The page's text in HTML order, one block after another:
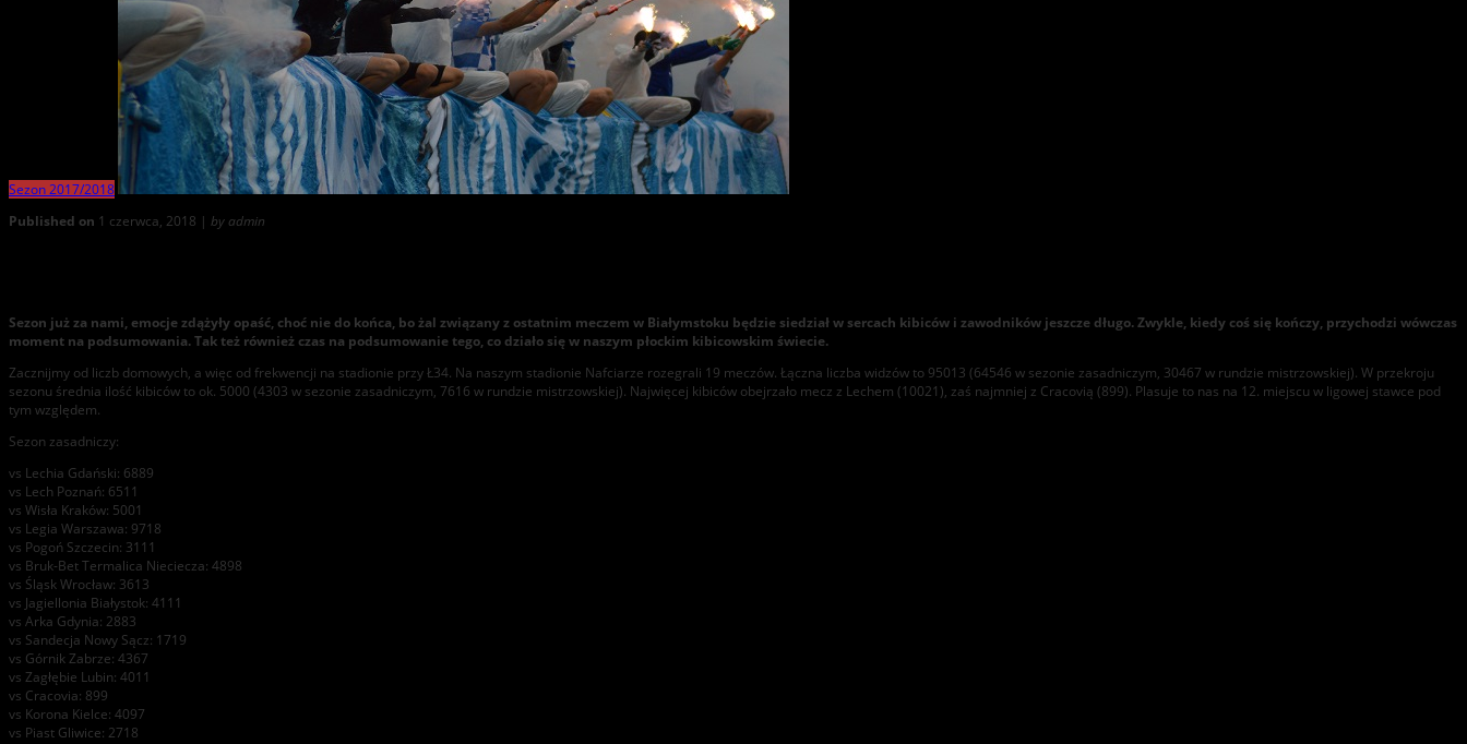
Sezon 2017/2018
Published on 1 czerwca, 2018 | by admin
Sezon już za nami, emocje zdążyły opaść, choć nie do końca, bo żal związany z ostatnim meczem w Białymstoku będzie siedział w sercach kibiców i zawodników jeszcze długo. Zwykle, kiedy coś się kończy, przychodzi wówczas
moment na podsumowania. Tak też również czas na podsumowanie tego, co działo się w naszym płockim kibicowskim świecie.
Zacznijmy od liczb domowych, a więc od frekwencji na stadionie przy Ł34. Na naszym stadionie Nafciarze rozegrali 19 meczów. Łączna liczba widzów to 95013 (64546 w sezonie zasadniczym, 30467 w rundzie mistrzowskiej). W przekroju
sezonu średnia ilość kibiców to ok. 5000 (4303 w sezonie zasadniczym, 7616 w rundzie mistrzowskiej). Najwięcej kibiców obejrzało mecz z Lechem (10021), zaś najmniej z Cracovią (899). Plasuje to nas na 12. miejscu w ligowej stawce pod
tym względem.
Sezon zasadniczy:
vs Lechia Gdański: 6889
vs Lech Poznań: 6511
vs Wisła Kraków: 5001
vs Legia Warszawa: 9718
vs Pogoń Szczecin: 3111
vs Bruk-Bet Termalica Nieciecza: 4898
vs Śląsk Wrocław: 3613
vs Jagiellonia Białystok: 4111
vs Arka Gdynia: 2883
vs Sandecja Nowy Sącz: 1719
vs Górnik Zabrze: 4367
vs Zagłębie Lubin: 4011
vs Cracovia: 899
vs Korona Kielce: 4097
vs Piast Gliwice: 2718